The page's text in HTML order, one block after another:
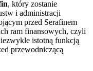
, który zostanie
i administracji
przed Serafinem
ram finansowych, czyli
istotną funkcją
przewodniczącą